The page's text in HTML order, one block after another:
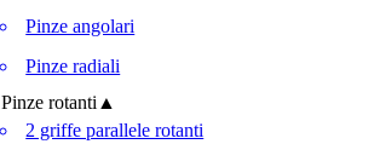
Pinze angolari
Pinze radiali
Pinze rotanti ▲
2 griffe parallele rotanti